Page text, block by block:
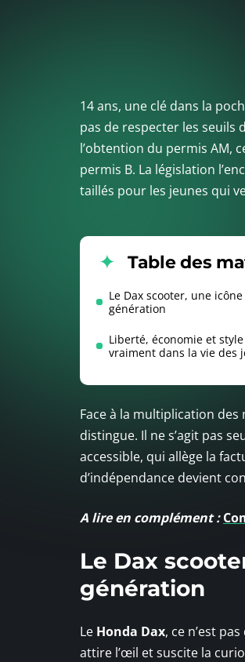
14 ans, une clé dans la
pas de respecter les seuils
l’obtention du permis AM,
permis B. La législation
taillés pour les jeunes qui
Table des
Le Dax scooter, une
génération
Liberté, économie et
vraiment dans la vie des
Face à la multiplication des
distingue. Il ne s’agit pas
accessible, qui allège la
d’indépendance devient
A lire en complément :
Le Dax
génération
Le Honda Dax, ce n’est
attire l’œil et suscite la